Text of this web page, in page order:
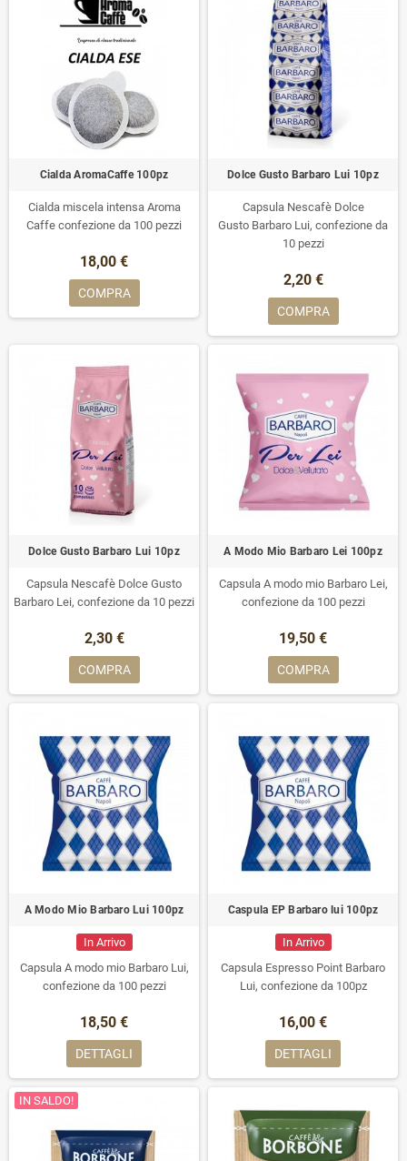
Cialda AromaCaffe 100pz
Cialda miscela intensa Aroma
Caffe confezione da 100 pezzi
18,00 €
COMPRA
Dolce Gusto Barbaro Lui 10pz
Capsula Nescafè Dolce
Gusto Barbaro Lui, confezione da
10 pezzi
2,20 €
COMPRA
Dolce Gusto Barbaro Lui 10pz
Capsula Nescafè Dolce Gusto
Barbaro Lei, confezione da 10 pezzi
2,30 €
COMPRA
A Modo Mio Barbaro Lei 100pz
Capsula A modo mio Barbaro Lei,
confezione da 100 pezzi
19,50 €
COMPRA
A Modo Mio Barbaro Lui 100pz
In Arrivo
Capsula A modo mio Barbaro Lui,
confezione da 100 pezzi
18,50 €
DETTAGLI
Caspula EP Barbaro lui 100pz
In Arrivo
Capsula Espresso Point Barbaro
Lui, confezione da 100pz
16,00 €
DETTAGLI
IN SALDO!